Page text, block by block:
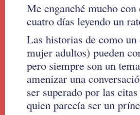
Me enganché mucho
cuatro días leyendo un
Las historias de como
mujer adultos) pueden
pero siempre son un
amenizar una
ser superado por las
quien parecía ser un